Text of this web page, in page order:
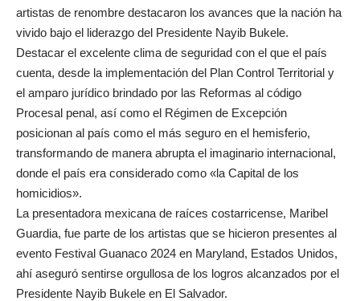
artistas de renombre destacaron los avances que la nación ha
vivido bajo el liderazgo del Presidente Nayib Bukele.
Destacar el excelente clima de seguridad con el que el país
cuenta, desde la implementación del Plan Control Territorial y
el amparo jurídico brindado por las Reformas al código
Procesal penal, así como el Régimen de Excepción
posicionan al país como el más seguro en el hemisferio,
transformando de manera abrupta el imaginario internacional,
donde el país era considerado como «la Capital de los
homicidios».
La presentadora mexicana de raíces costarricense, Maribel
Guardia, fue parte de los artistas que se hicieron presentes al
evento Festival Guanaco 2024 en Maryland, Estados Unidos,
ahí aseguró sentirse orgullosa de los logros alcanzados por el
Presidente Nayib Bukele en El Salvador.